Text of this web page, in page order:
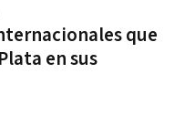
que
en sus